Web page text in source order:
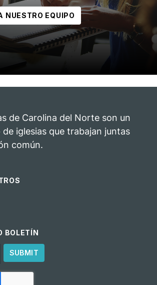
NUESTRO EQUIPO
de Carolina del Norte son un
iglesias que trabajan juntas
común.
BOLETÍN
SUBMIT